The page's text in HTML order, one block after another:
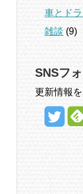
車とド
雑談 (9)
SNSフ
更新情報